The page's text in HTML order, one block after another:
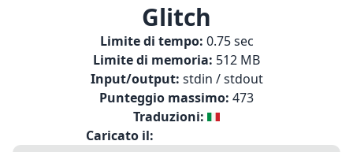
Glitch
Limite di tempo: 0.75 sec
Limite di memoria: 512 MB
Input/output: stdin / stdout
Punteggio massimo: 473
Traduzioni:
Caricato il: